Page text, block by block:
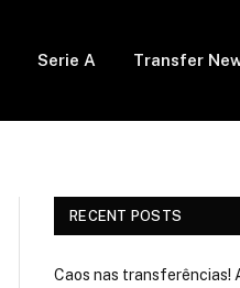
Serie A Transfer
RECENT POSTS
Caos nas transferências!